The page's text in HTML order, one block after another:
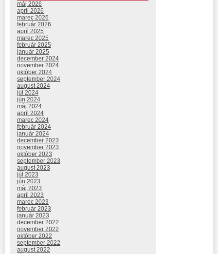
máj 2026
apríl 2026
marec 2026
február 2026
apríl 2025
marec 2025
február 2025
január 2025
december 2024
november 2024
október 2024
september 2024
august 2024
júl 2024
jún 2024
máj 2024
apríl 2024
marec 2024
február 2024
január 2024
december 2023
november 2023
október 2023
september 2023
august 2023
júl 2023
jún 2023
máj 2023
apríl 2023
marec 2023
február 2023
január 2023
december 2022
november 2022
október 2022
september 2022
august 2022